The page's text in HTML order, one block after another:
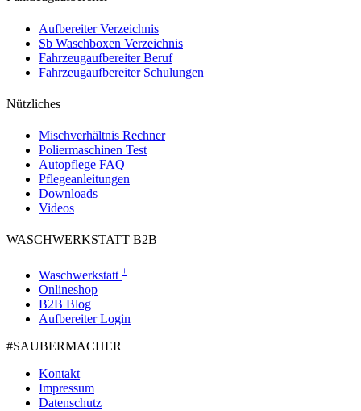
Aufbereiter Verzeichnis
Sb Waschboxen Verzeichnis
Fahrzeugaufbereiter Beruf
Fahrzeugaufbereiter Schulungen
Nützliches
Mischverhältnis Rechner
Poliermaschinen Test
Autopflege FAQ
Pflegeanleitungen
Downloads
Videos
WASCHWERKSTATT B2B
Waschwerkstatt +
Onlineshop
B2B Blog
Aufbereiter Login
#SAUBER­MACHER
Kontakt
Impressum
Datenschutz